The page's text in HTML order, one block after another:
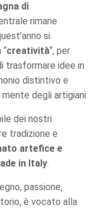
di
rimane
si
creatività“, per
trasformare idee in
distintivo e
degli artigiani.
dei nostri
tradizione e
artefice e
in Italy.
passione,
è vocato alla